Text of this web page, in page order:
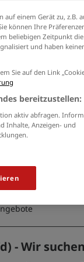
meiner Daten
ein.
/ Berlin,
gesucht! Arbeiten
- Wir
einem Gerät zu, z.B.
können Ihre
beliebigen Zeitpunkt
und haben
Sie auf den Link
bereitzustellen:
aktiv abfragen.
Inhalte, Anzeigen- und